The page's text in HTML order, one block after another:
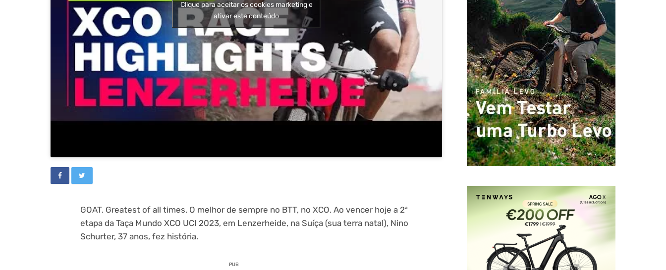
Clique para aceitar os cookies marketing e
ativar este conteúdo
GOAT. Greatest of all times. O melhor de sempre no BTT, no XCO. Ao vencer hoje a 2ª
etapa da Taça Mundo XCO UCI 2023, em Lenzerheide, na Suíça (sua terra natal), Nino
Schurter, 37 anos, fez história.
PUB